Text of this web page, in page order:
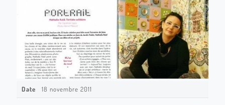
Date 18 novembre 2011